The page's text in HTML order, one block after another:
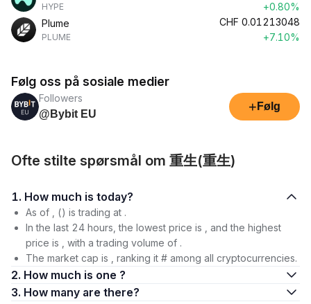
HYPE
+0.80%
Plume
PLUME
CHF 0.01213048
+7.10%
Følg oss på sosiale medier
Followers
@Bybit EU
+ Følg
Ofte stilte spørsmål om 重生(重生)
1. How much is today?
As of , () is trading at .
In the last 24 hours, the lowest price is , and the highest
price is , with a trading volume of .
The market cap is , ranking it # among all cryptocurrencies.
2. How much is one ?
3. How many are there?